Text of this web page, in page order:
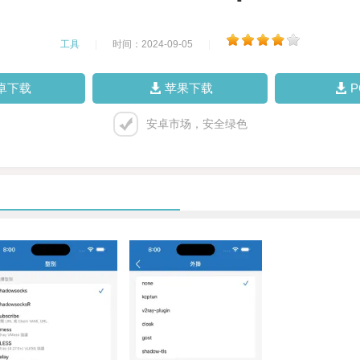
工具 时间：2024-09-05
下载 苹果下载
安卓市场，安全绿色